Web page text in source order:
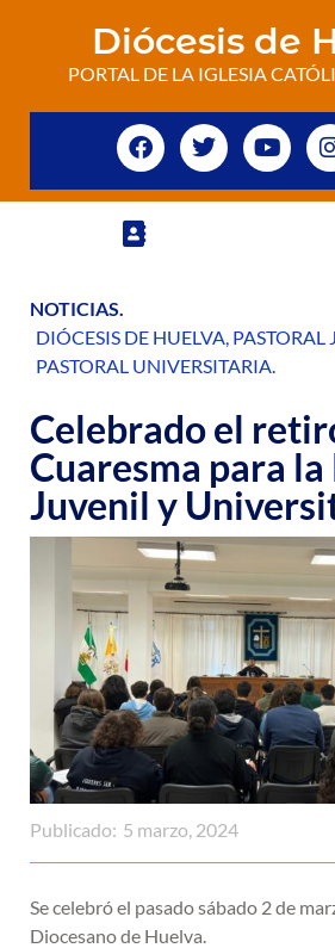
Diócesis de
PORTAL DE LA IGLESIA
NOTICIAS.
DIÓCESIS DE HUELVA, PASTORAL
PASTORAL UNIVERSITARIA.
Celebrado el
Cuaresma para
Juvenil y
Publicado: 5 marzo, 2024
Se celebró el pasado sábado 2 de
Diocesano de Huelva.